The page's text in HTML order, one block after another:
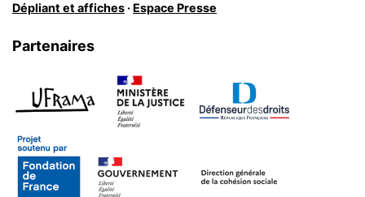
Dépliant et affiches · Espace Presse
Partenaires